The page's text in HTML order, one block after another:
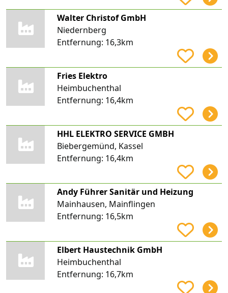
Walter Christof GmbH
Niedernberg
Entfernung: 16,3km
Fries Elektro
Heimbuchenthal
Entfernung: 16,4km
HHL ELEKTRO SERVICE GMBH
Biebergemünd, Kassel
Entfernung: 16,4km
Andy Führer Sanitär und Heizung
Mainhausen, Mainflingen
Entfernung: 16,5km
Elbert Haustechnik GmbH
Heimbuchenthal
Entfernung: 16,7km